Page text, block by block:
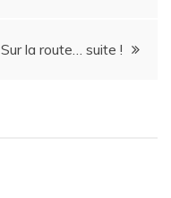
Sur la route… suite !